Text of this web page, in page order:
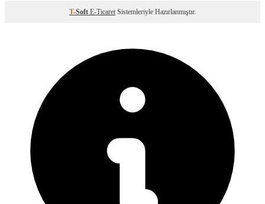
T-Soft E-Ticaret Sistemleriyle Hazırlanmıştır.